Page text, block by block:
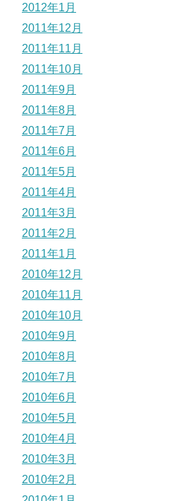
2012年1月
2011年12月
2011年11月
2011年10月
2011年9月
2011年8月
2011年7月
2011年6月
2011年5月
2011年4月
2011年3月
2011年2月
2011年1月
2010年12月
2010年11月
2010年10月
2010年9月
2010年8月
2010年7月
2010年6月
2010年5月
2010年4月
2010年3月
2010年2月